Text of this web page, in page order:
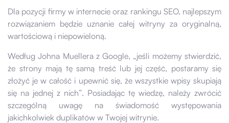
Dla pozycji firmy w internecie oraz rankingu SEO, najlepszym
rozwiązaniem będzie uznanie całej witryny za oryginalną,
wartościową i niepowieloną.
Według Johna Muellera z Google, „jeśli możemy stwierdzić,
że strony mają tę samą treść lub jej część, postaramy się
złożyć je w całość i upewnić się, że wszystkie wpisy skupiają
się na jednej z nich”. Posiadając tę wiedzę, należy zwrócić
szczególną uwagę na świadomość występowania
jakichkolwiek duplikatów w Twojej witrynie.